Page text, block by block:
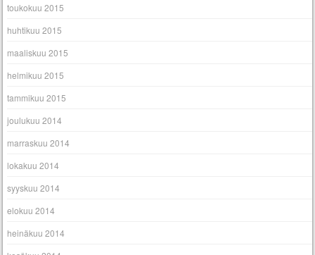
toukokuu 2015
huhtikuu 2015
maaliskuu 2015
helmikuu 2015
tammikuu 2015
joulukuu 2014
marraskuu 2014
lokakuu 2014
syyskuu 2014
elokuu 2014
heinäkuu 2014